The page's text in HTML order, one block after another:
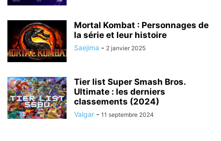
Mortal Kombat : Personnages de
la série et leur histoire
Saejima - 2 janvier 2025
Tier list Super Smash Bros.
Ultimate : les derniers
classements (2024)
Valgar - 11 septembre 2024